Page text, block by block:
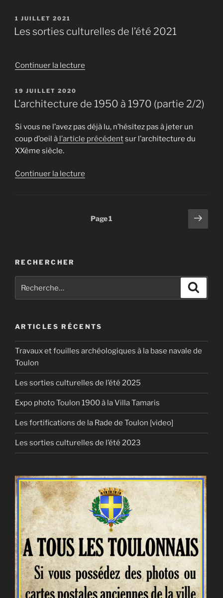
Halles
PUBLIÉ
LE
1 JUILLET 2021
Les sorties culturelles de l’été 2021
Continuer la lecture
culturelles
l’été
2021 »
PUBLIÉ
LE
19 JUILLET 2020
L’architecture de 1950 à 1970 (partie 2/2)
Si vous ne l’avez pas déjà lu, n’hésitez pas à jeter un
coup d’oeil à l’article précédentsur l’architecture du
XXème siècle.
Continuer la lecture
Page1
Page
RECHERCHER
ARTICLES RÉCENTS
Travaux et fouilles archéologiques à la base navale de
Toulon
Les sorties culturelles de l’été 2025
Expo photo Toulon 1900 à la Villa Tamaris
Les fortifications de la Rade de Toulon [video]
Les sorties culturelles de l’été 2023